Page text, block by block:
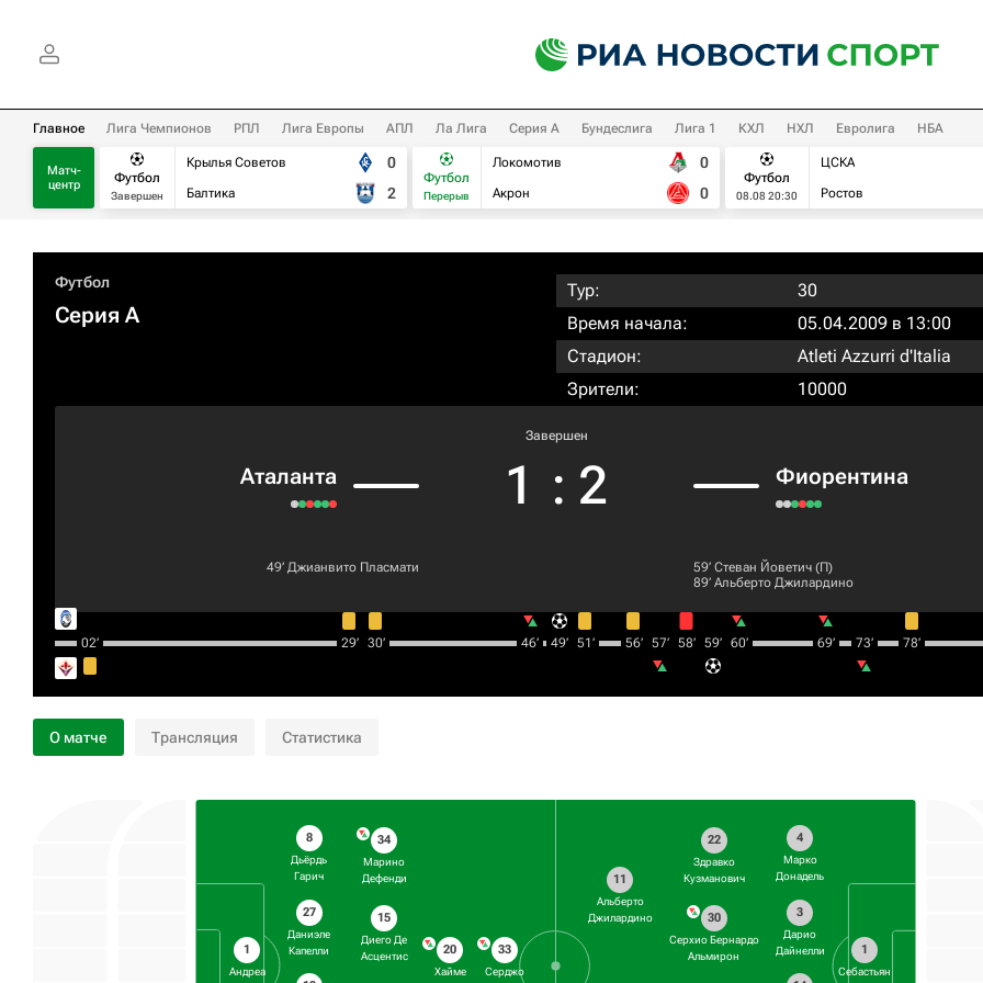
Главное Лига Чемпионов РПЛ Лига Европы АПЛ Ла Лига Серия А Бундеслига Лига 1 КХЛ НХЛ Евролига НБА
Матч-
центр
Футбол
Завершен
Крылья Советов
Балтика
0
2
Футбол
Перерыв
Локомотив
Акрон
0
0
Футбол
08.08 20:30
ЦСКА
Ростов
Футбол
Серия А
Тур:
30
Время начала:
05.04.2009 в 13:00
Стадион:
Atleti Azzurri d'Italia
Зрители:
10000
Аталанта
Завершен
1 : 2 Фиорентина
49‎’‎ Джианвито Пласмати 59‎’‎ Стеван Йоветич (П)
89‎’‎ Альберто Джилардино
02‎’‎ 29‎’‎ 30‎’‎ 46‎’‎ 49‎’‎ 51‎’‎ 56‎’‎ 57‎’‎ 58‎’‎ 59‎’‎ 60‎’‎ 69‎’‎ 73‎’‎ 78‎’‎
О матче Трансляция Статистика
1
Андреа
8
Дьёрдь
Гарич
27
Даниэле
Капелли
34
Марино
Дефенди
15
Диего Де
Асцентис
20
Хайме
33
Серджо
1
Себастьян
4
Марко
Донадель
3
Дарио
Дайнелли
22
Здравко
Кузманович
30
Серхио Бернардо
Альмирон
11
Альберто
Джилардино